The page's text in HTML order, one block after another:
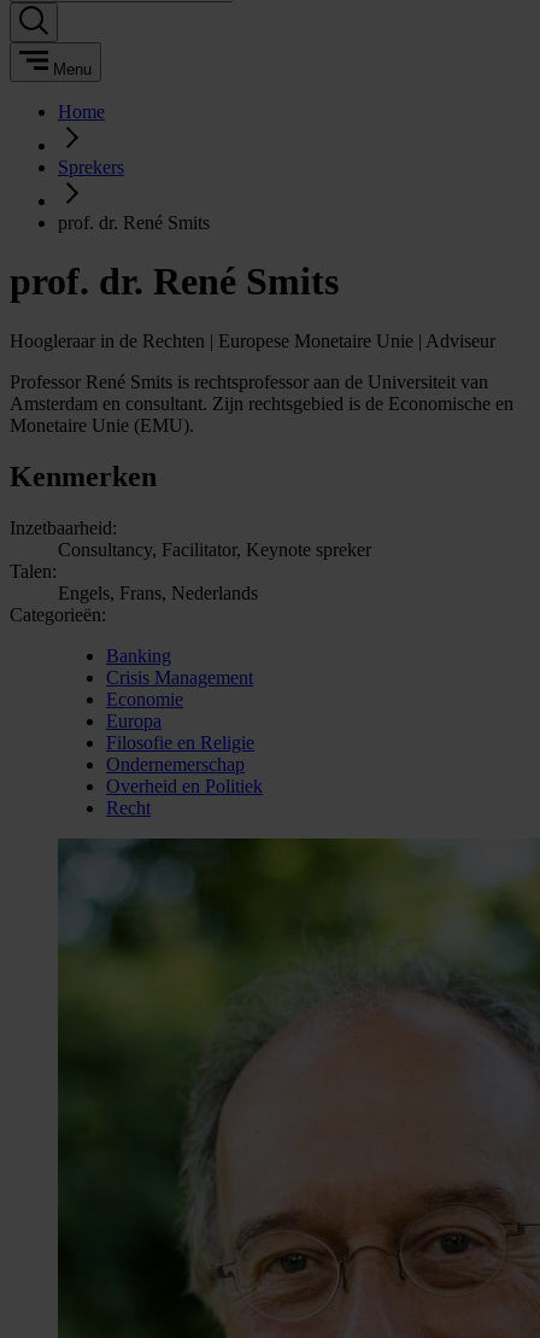
Menu
Home
Sprekers
prof. dr. René Smits
prof. dr. René Smits
Hoogleraar in de Rechten | Europese Monetaire Unie | Adviseur
Professor René Smits is rechtsprofessor aan de Universiteit van
Amsterdam en consultant. Zijn rechtsgebied is de Economische en
Monetaire Unie (EMU).
Kenmerken
Inzetbaarheid:
Consultancy, Facilitator, Keynote spreker
Talen:
Engels, Frans, Nederlands
Categorieën:
Banking
Crisis Management
Economie
Europa
Filosofie en Religie
Ondernemerschap
Overheid en Politiek
Recht